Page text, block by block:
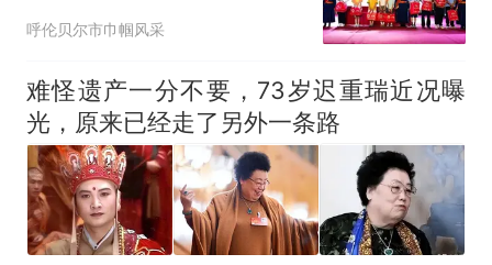
儿童慰问帮扶活动 用爱守
呼伦贝尔市巾帼风采
难怪遗产一分不要，73岁迟重瑞近况曝
光，原来已经走了另外一条路